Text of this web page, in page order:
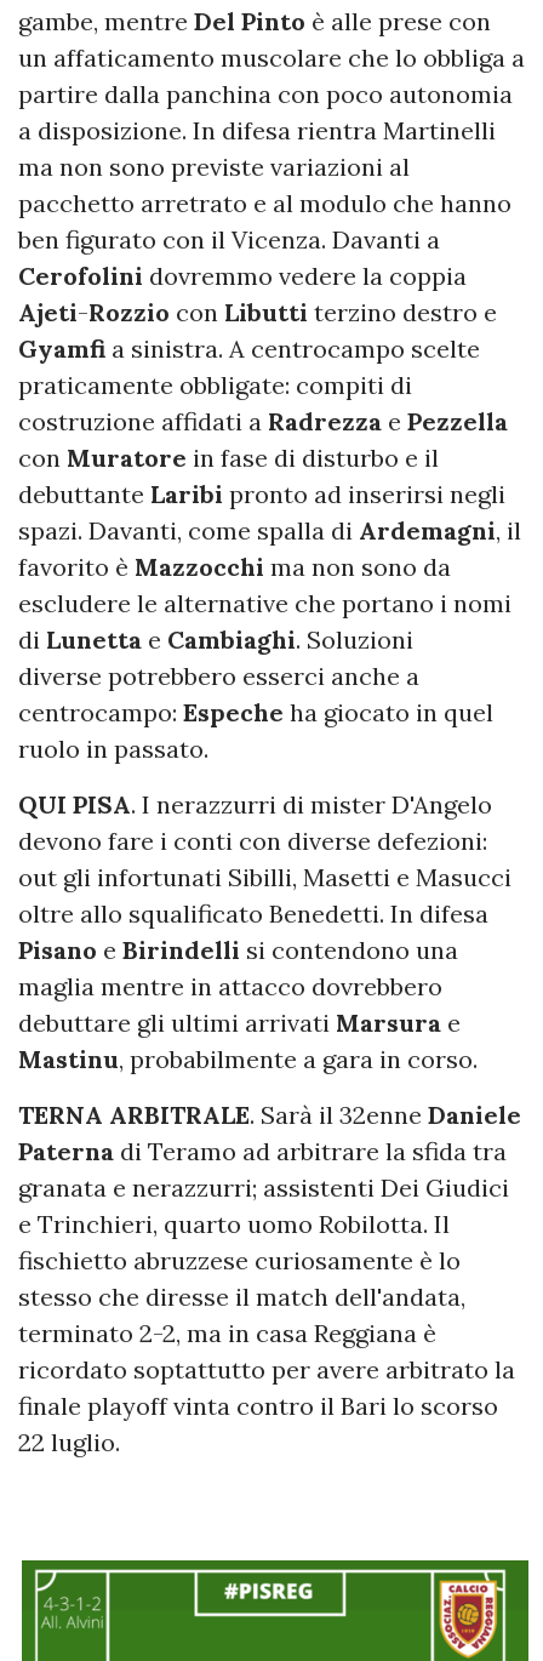
gambe, mentre Del Pinto è alle prese con
un affaticamento muscolare che lo obbliga a
partire dalla panchina con poco autonomia
a disposizione. In difesa rientra Martinelli
ma non sono previste variazioni al
pacchetto arretrato e al modulo che hanno
ben figurato con il Vicenza. Davanti a
Cerofolini dovremmo vedere la coppia
Ajeti-Rozzio con Libutti terzino destro e
Gyamfi a sinistra. A centrocampo scelte
praticamente obbligate: compiti di
costruzione affidati a Radrezza e Pezzella
con Muratore in fase di disturbo e il
debuttante Laribi pronto ad inserirsi negli
spazi. Davanti, come spalla di Ardemagni, il
favorito è Mazzocchi ma non sono da
escludere le alternative che portano i nomi
di Lunetta e Cambiaghi. Soluzioni
diverse potrebbero esserci anche a
centrocampo: Espeche ha giocato in quel
ruolo in passato.
QUI PISA. I nerazzurri di mister D'Angelo
devono fare i conti con diverse defezioni:
out gli infortunati Sibilli, Masetti e Masucci
oltre allo squalificato Benedetti. In difesa
Pisano e Birindelli si contendono una
maglia mentre in attacco dovrebbero
debuttare gli ultimi arrivati Marsura e
Mastinu, probabilmente a gara in corso.
TERNA ARBITRALE. Sarà il 32enne Daniele
Paterna di Teramo ad arbitrare la sfida tra
granata e nerazzurri; assistenti Dei Giudici
e Trinchieri, quarto uomo Robilotta. Il
fischietto abruzzese curiosamente è lo
stesso che diresse il match dell'andata,
terminato 2-2, ma in casa Reggiana è
ricordato soptattutto per avere arbitrato la
finale playoff vinta contro il Bari lo scorso
22 luglio.